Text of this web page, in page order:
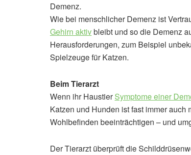
Demenz.
Wie bei menschlicher Demenz ist
Gehirn aktivbleibt und so die Demenz
Herausforderungen, zum Beispiel
Spielzeuge für Katzen.
Beim Tierarzt
Wenn ihr HaustierSymptome einer
Katzen und Hunden ist fast immer
Wohlbefinden beeinträchtigen – und
Der Tierarzt überprüft die